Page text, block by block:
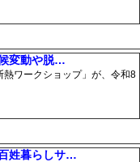
変動や脱…
ワークショップ」が、令和8
姓暮らしサ…